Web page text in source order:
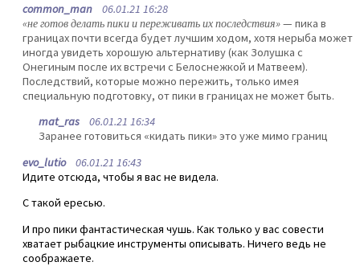
common_man 06.01.21 16:28
«не готов делать пики и переживать их последствия»— пика в
границах почти всегда будет лучшим ходом, хотя нерыба может
иногда увидеть хорошую альтернативу (как Золушка с
Онегиным после их встречи с Белоснежкой и Матвеем).
Последствий, которые можно пережить, только имея
специальную подготовку, от пики в границах не может быть.
mat_ras 06.01.21 16:34
Заранее готовиться «кидать пики» это уже мимо границ
evo_lutio06.01.21 16:43
Идите отсюда, чтобы я вас не видела.
С такой ересью.
И про пики фантастическая чушь. Как только у вас совести
хватает рыбацкие инструменты описывать. Ничего ведь не
соображаете.